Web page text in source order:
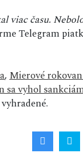
viac času.
Telegram
,Mierové
sa vyhol